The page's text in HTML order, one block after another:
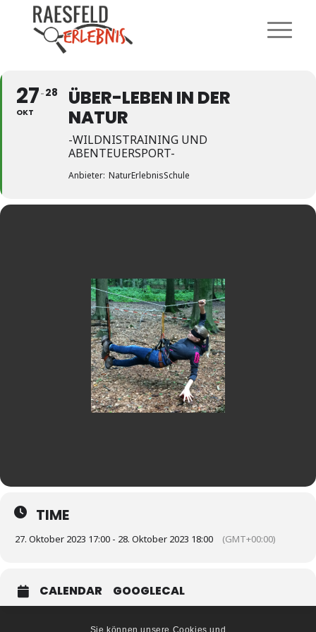
27
OKT
28
ÜBER-LEBEN IN DER
NATUR
-WILDNISTRAINING UND
ABENTEUERSPORT-
Anbieter: NaturErlebnisSchule
TIME
27. Oktober 2023 17:00 - 28. Oktober 2023 18:00 (GMT+00:00)
CALENDAR GOOGLECAL
Sie können unsere Cookies und